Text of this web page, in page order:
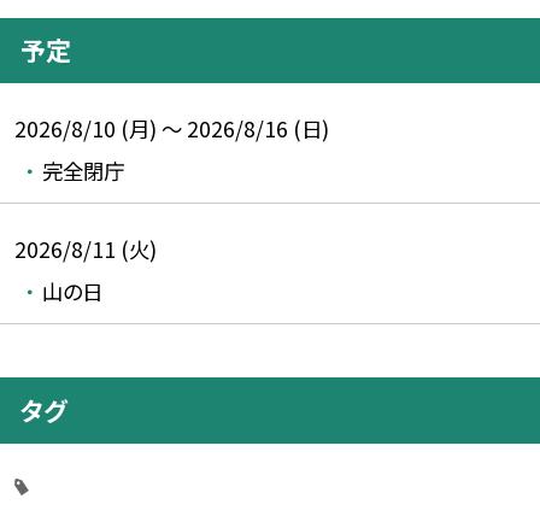
予定
2026/8/10 (月) ～ 2026/8/16 (日)
完全閉庁
2026/8/11 (火)
山の日
タグ